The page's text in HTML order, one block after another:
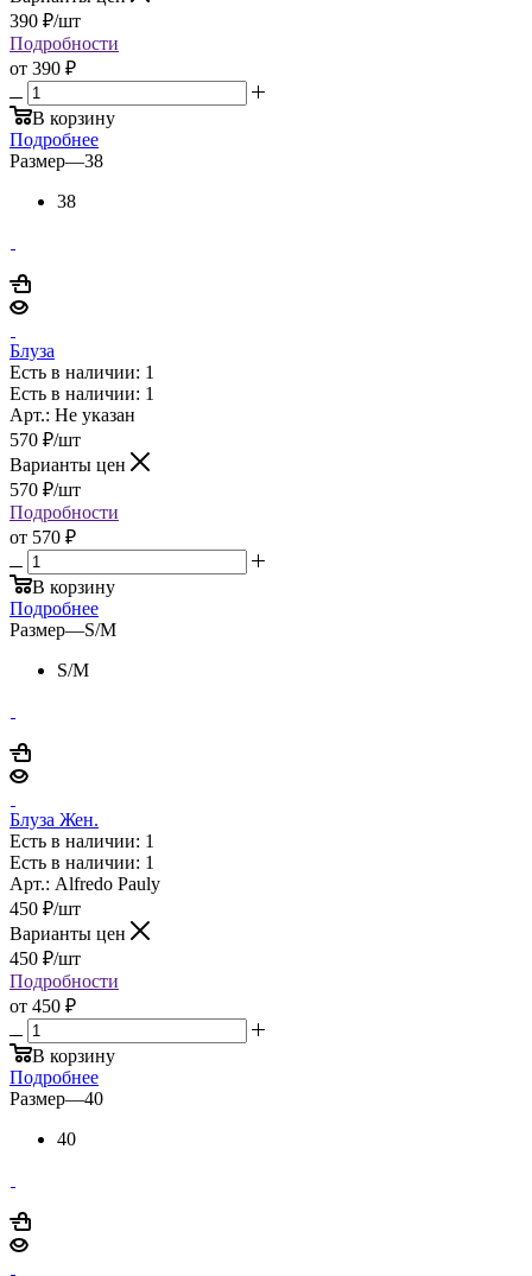
390 ₽/шт
Подробности
от 390 ₽
В корзину
Подробнее
Размер—38
38
Блуза
Есть в наличии: 1
Есть в наличии: 1
Арт.: Не указан
570 ₽/шт
Варианты цен
570 ₽/шт
Подробности
от 570 ₽
В корзину
Подробнее
Размер—S/M
S/M
Блуза Жен.
Есть в наличии: 1
Есть в наличии: 1
Арт.: Alfredo Pauly
450 ₽/шт
Варианты цен
450 ₽/шт
Подробности
от 450 ₽
В корзину
Подробнее
Размер—40
40